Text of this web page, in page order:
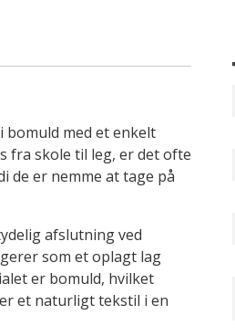
bomuld med et enkelt
fra skole til leg, er det ofte
de er nemme at tage på
afslutning ved
som et oplagt lag
er bomuld, hvilket
et naturligt tekstil i en